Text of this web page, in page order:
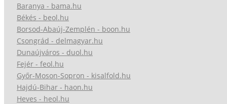
Baranya - bama.hu
Békés - beol.hu
Borsod-Abaúj-Zemplén - boon.hu
Csongrád - delmagyar.hu
Dunaújváros - duol.hu
Fejér - feol.hu
Győr-Moson-Sopron - kisalfold.hu
Hajdú-Bihar - haon.hu
Heves - heol.hu